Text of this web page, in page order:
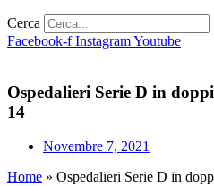
Cerca
Facebook-f InstagramYoutube
Ospedalieri Serie D in
14
Novembre 7, 2021
Home » Ospedalieri Serie D in